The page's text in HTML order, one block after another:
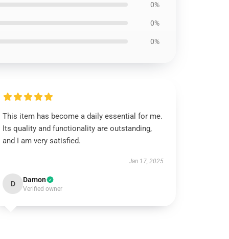
0%
0%
0%
This item has become a daily essential for me.
Its quality and functionality are outstanding,
and I am very satisfied.
Jan 17, 2025
D Damon
Verified owner